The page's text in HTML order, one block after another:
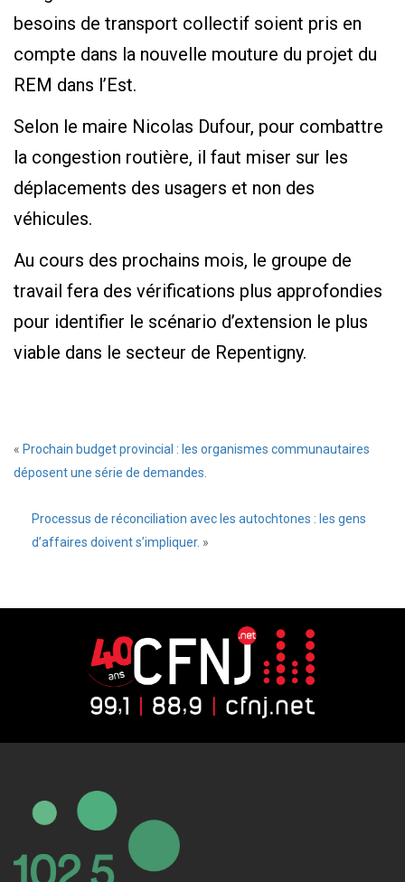
besoins de transport collectif soient pris en
compte dans la nouvelle mouture du projet du
REM dans l’Est.
Selon le maire Nicolas Dufour, pour combattre
la congestion routière, il faut miser sur les
déplacements des usagers et non des
véhicules.
Au cours des prochains mois, le groupe de
travail fera des vérifications plus approfondies
pour identifier le scénario d’extension le plus
viable dans le secteur de Repentigny.
« Prochain budget provincial : les organismes communautaires
déposent une série de demandes.
Processus de réconciliation avec les autochtones : les gens
d’affaires doivent s’impliquer. »